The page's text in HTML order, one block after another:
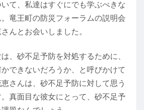
て、私達はすぐにでも学ぶべきな
竜王町の防災フォーラムの説明会
んとお会いしました。
、砂不足予防を対処するために、
できないだろうか、と呼びかけて
さんは、砂不足予防に対して思う
真面目な彼女にとって、砂不足予